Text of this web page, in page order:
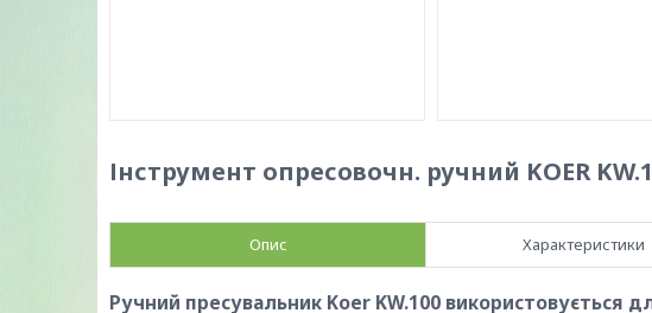
Інструмент опресовочн. ручний KOER
Опис Характеристики
Ручний пресувальник Koer KW.100 використовується